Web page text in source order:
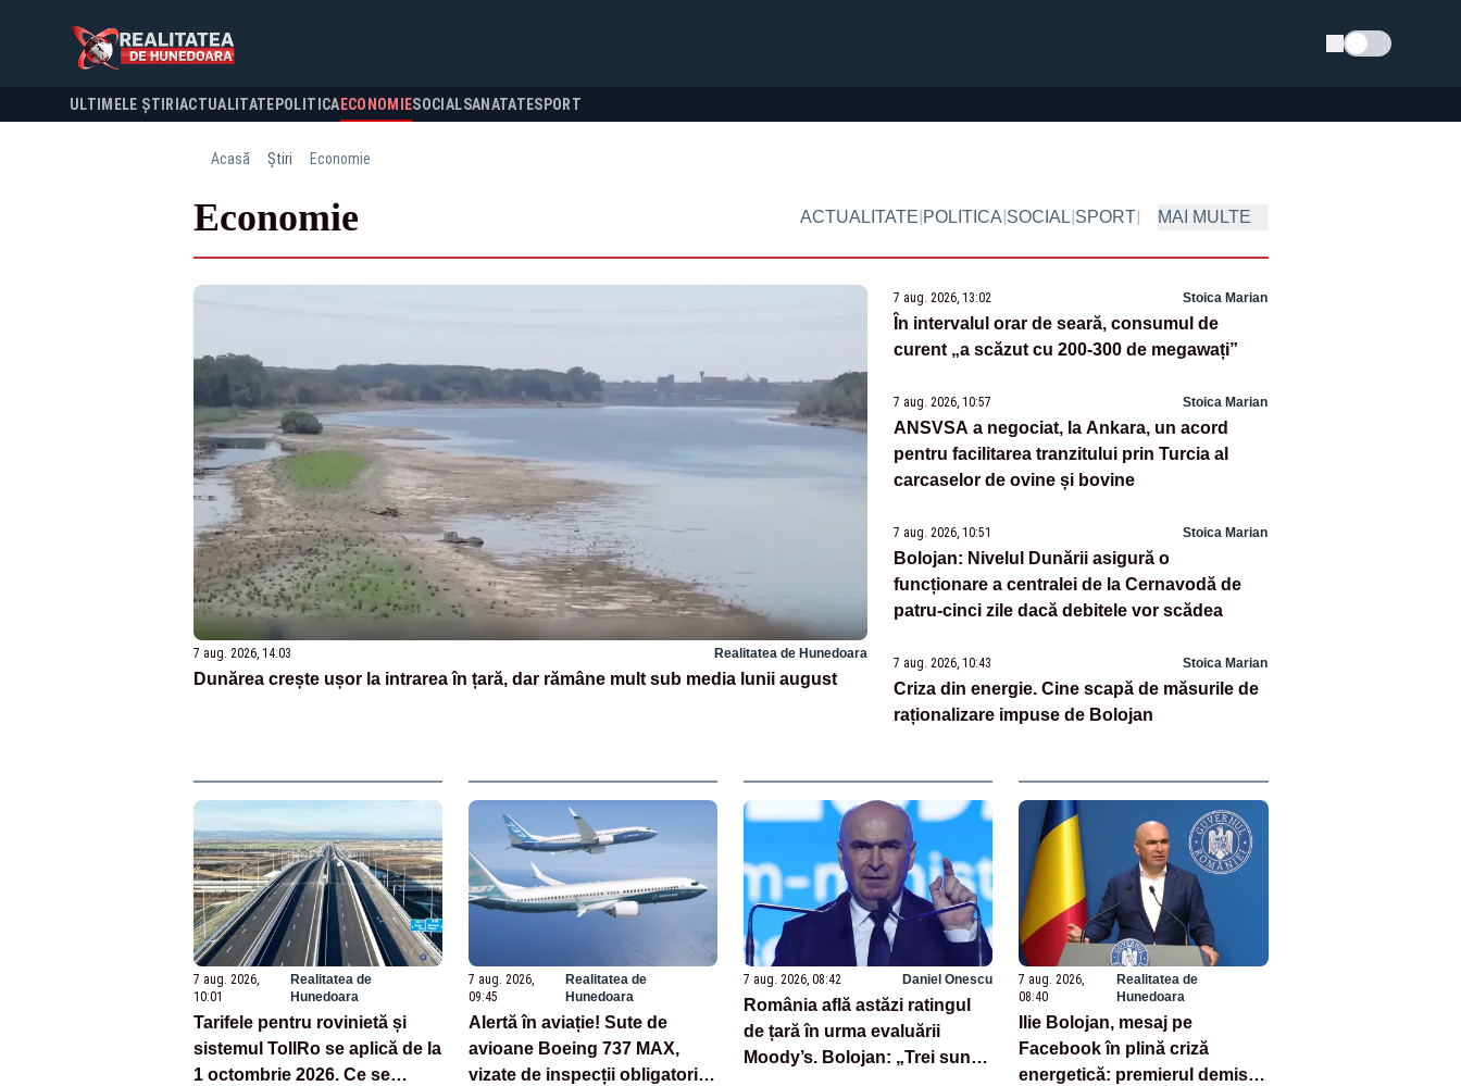
Schimba tema
ULTIMELE ȘTIRI ACTUALITATE POLITICA ECONOMIESOCIALSANATATESPORT
Acasă Știri Economie
Economie ACTUALITATE|POLITICA|SOCIAL|SPORT| MAI MULTE
7 aug. 2026, 14:03 Realitatea de Hunedoara
Dunărea crește ușor la intrarea în țară, dar rămâne mult sub media lunii august
7 aug. 2026, 13:02 Stoica Marian
În intervalul orar de seară, consumul de
curent „a scăzut cu 200-300 de megawați”
7 aug. 2026, 10:57 Stoica Marian
ANSVSA a negociat, la Ankara, un acord
pentru facilitarea tranzitului prin Turcia al
carcaselor de ovine și bovine
7 aug. 2026, 10:51 Stoica Marian
Bolojan: Nivelul Dunării asigură o
funcționare a centralei de la Cernavodă de
patru-cinci zile dacă debitele vor scădea
7 aug. 2026, 10:43 Stoica Marian
Criza din energie. Cine scapă de măsurile de
raționalizare impuse de Bolojan
7 aug. 2026,
10:01
Realitatea de
Hunedoara
Tarifele pentru rovinietă și
sistemul TollRo se aplică de la
1 octombrie 2026. Ce se
7 aug. 2026,
09:45
Realitatea de
Hunedoara
Alertă în aviație! Sute de
avioane Boeing 737 MAX,
vizate de inspecții obligatorii,
7 aug. 2026, 08:42 Daniel Onescu
România află astăzi ratingul
de țară în urma evaluării
Moody’s. Bolojan: „Trei sunt
7 aug. 2026,
08:40
Realitatea de
Hunedoara
Ilie Bolojan, mesaj pe
Facebook în plină criză
energetică: premierul demis